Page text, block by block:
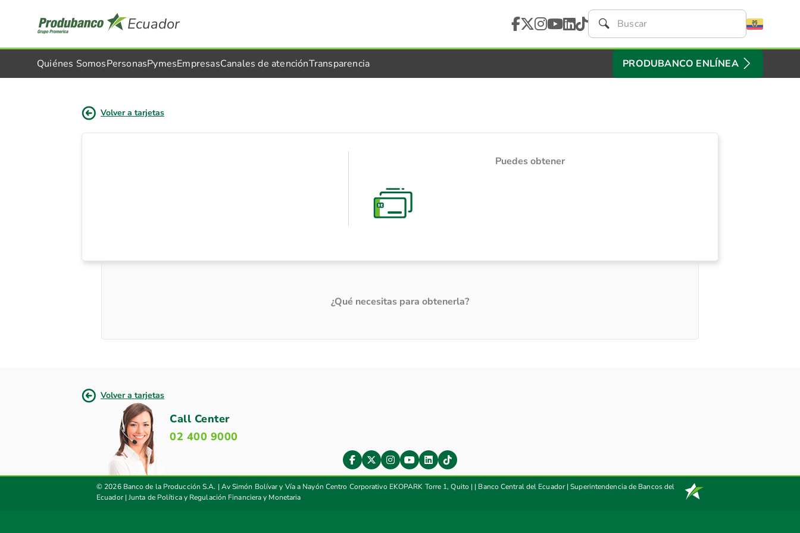
Ecuador
Quiénes SomosPersonasPymesEmpresasCanales de atenciónTransparencia PRODUBANCO ENLÍNEA
Volver a tarjetas
Puedes obtener
¿Qué necesitas para obtenerla?
Volver a tarjetas
Call Center
02 400 9000
© 2026 Banco de la Producción S.A. | Av Simón Bolívar y Vía a Nayón Centro Corporativo EKOPARK Torre 1, Quito | | Banco Central del Ecuador |Superintendencia de Bancos del
Ecuador |Junta de Política y Regulación Financiera y Monetaria